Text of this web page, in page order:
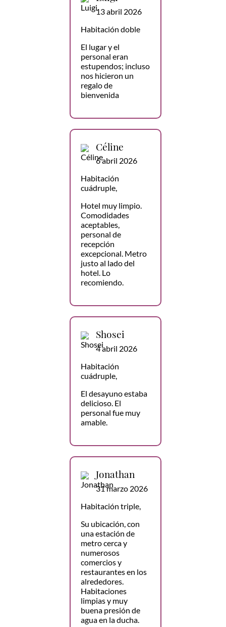
13 abril 2026
Habitación doble
El lugar y el
personal eran
estupendos; incluso
nos hicieron un
regalo de
bienvenida
Céline
6 abril 2026
Habitación
cuádruple,
Hotel muy limpio.
Comodidades
aceptables,
personal de
recepción
excepcional. Metro
justo al lado del
hotel. Lo
recomiendo.
Shosei
4 abril 2026
Habitación
cuádruple,
El desayuno estaba
delicioso. El
personal fue muy
amable.
Jonathan
31 marzo 2026
Habitación triple,
Su ubicación, con
una estación de
metro cerca y
numerosos
comercios y
restaurantes en los
alrededores.
Habitaciones
limpias y muy
buena presión de
agua en la ducha.